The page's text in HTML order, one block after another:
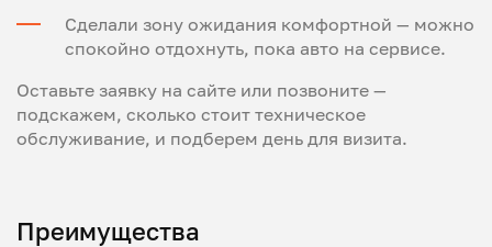
Сделали зону ожидания комфортной — можно
спокойно отдохнуть, пока авто на сервисе.
Оставьте заявку на сайте или позвоните —
подскажем, сколько стоит техническое
обслуживание, и подберем день для визита.
Преимущества